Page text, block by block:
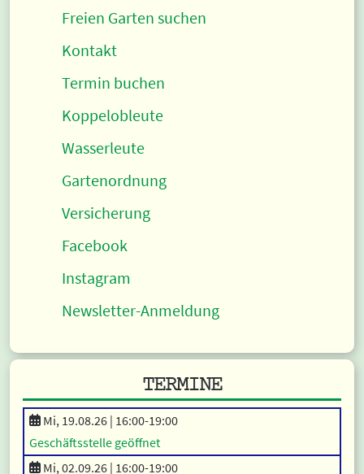
Freien Garten suchen
Kontakt
Termin buchen
Koppelobleute
Wasserleute
Gartenordnung
Versicherung
Facebook
Instagram
Newsletter-Anmeldung
TERMINE
Mi, 19.08.26 | 16:00-19:00
Geschäftsstelle geöffnet
Mi, 02.09.26 | 16:00-19:00